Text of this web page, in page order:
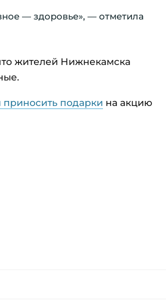
— здоровье», — отметила
жителей Нижнекамска
приносить подарки на акцию